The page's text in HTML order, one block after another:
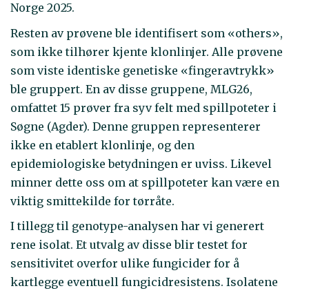
Norge 2025.
Resten av prøvene ble identifisert som «others»,
som ikke tilhører kjente klonlinjer. Alle prøvene
som viste identiske genetiske «fingeravtrykk»
ble gruppert. En av disse gruppene, MLG26,
omfattet 15 prøver fra syv felt med spillpoteter i
Søgne (Agder). Denne gruppen representerer
ikke en etablert klonlinje, og den
epidemiologiske betydningen er uviss. Likevel
minner dette oss om at spillpoteter kan være en
viktig smittekilde for tørråte.
I tillegg til genotype-analysen har vi generert
rene isolat. Et utvalg av disse blir testet for
sensitivitet overfor ulike fungicider for å
kartlegge eventuell fungicidresistens. Isolatene